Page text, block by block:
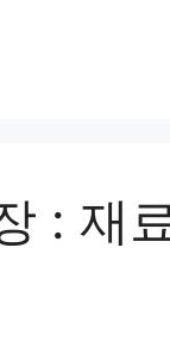
: 재료